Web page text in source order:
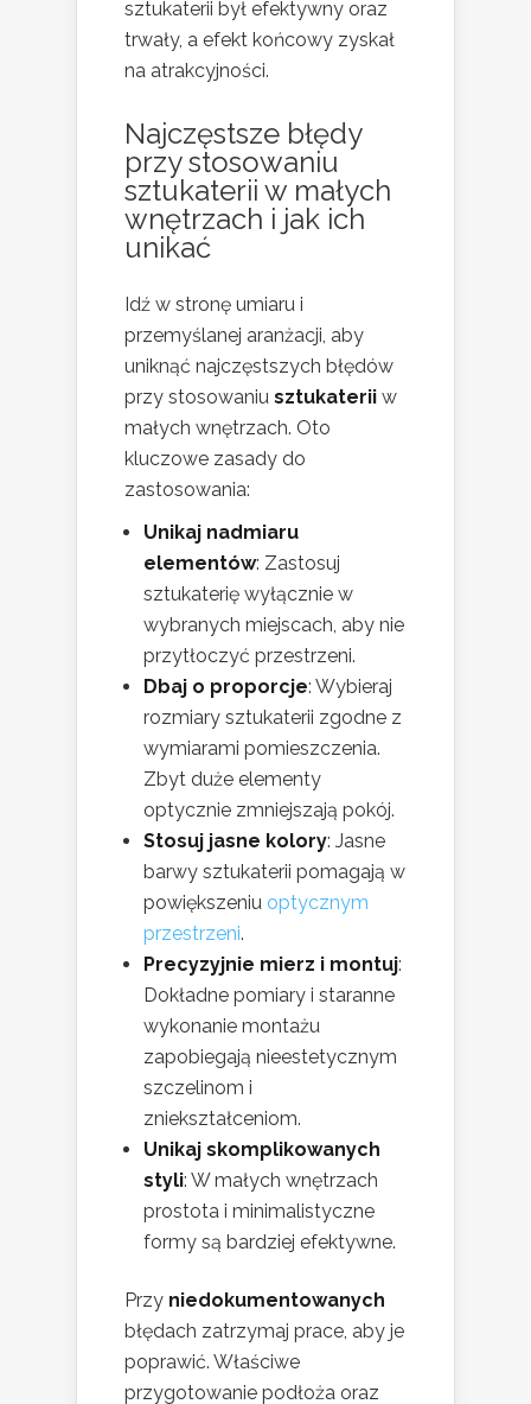
sztukaterii był efektywny oraz
trwały, a efekt końcowy zyskał
na atrakcyjności.
Najczęstsze błędy
przy stosowaniu
sztukaterii w małych
wnętrzach i jak ich
unikać
Idź w stronę umiaru i
przemyślanej aranżacji, aby
uniknąć najczęstszych błędów
przy stosowaniu sztukaterii w
małych wnętrzach. Oto
kluczowe zasady do
zastosowania:
Unikaj nadmiaru
elementów: Zastosuj
sztukaterię wyłącznie w
wybranych miejscach, aby nie
przytłoczyć przestrzeni.
Dbaj o proporcje: Wybieraj
rozmiary sztukaterii zgodne z
wymiarami pomieszczenia.
Zbyt duże elementy
optycznie zmniejszają pokój.
Stosuj jasne kolory: Jasne
barwy sztukaterii pomagają w
powiększeniu optycznym
przestrzeni.
Precyzyjnie mierz i montuj:
Dokładne pomiary i staranne
wykonanie montażu
zapobiegają nieestetycznym
szczelinom i
zniekształceniom.
Unikaj skomplikowanych
styli: W małych wnętrzach
prostota i minimalistyczne
formy są bardziej efektywne.
Przy niedokumentowanych
błędach zatrzymaj prace, aby je
poprawić. Właściwe
przygotowanie podłoża oraz